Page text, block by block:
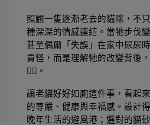
照顧一隻逐漸老去的貓咪，不
種深深的情感連結。當牠步伐
甚至偶爾「失誤」在家中尿尿
責怪，而是理解牠的改變背後
🐱‍👓。
讓老貓好好如廁這件事，看起
的尊嚴、健康與幸福感。設計
晚年生活的避風港；選對的貓